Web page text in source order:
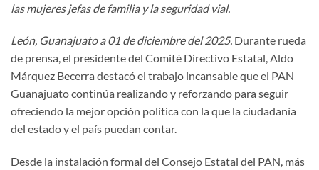
las mujeres jefas de familia y la seguridad vial.
León, Guanajuato a 01 de diciembre del 2025. Durante rueda
de prensa, el presidente del Comité Directivo Estatal, Aldo
Márquez Becerra destacó el trabajo incansable que el PAN
Guanajuato continúa realizando y reforzando para seguir
ofreciendo la mejor opción política con la que la ciudadanía
del estado y el país puedan contar.
Desde la instalación formal del Consejo Estatal del PAN, más